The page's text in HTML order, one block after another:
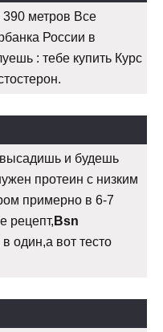
390 метров Все
России в
: тебе купить Курс
и будешь
протеин с низким
примерно в 6-7
рецепт, Bsn
один,а вот тесто